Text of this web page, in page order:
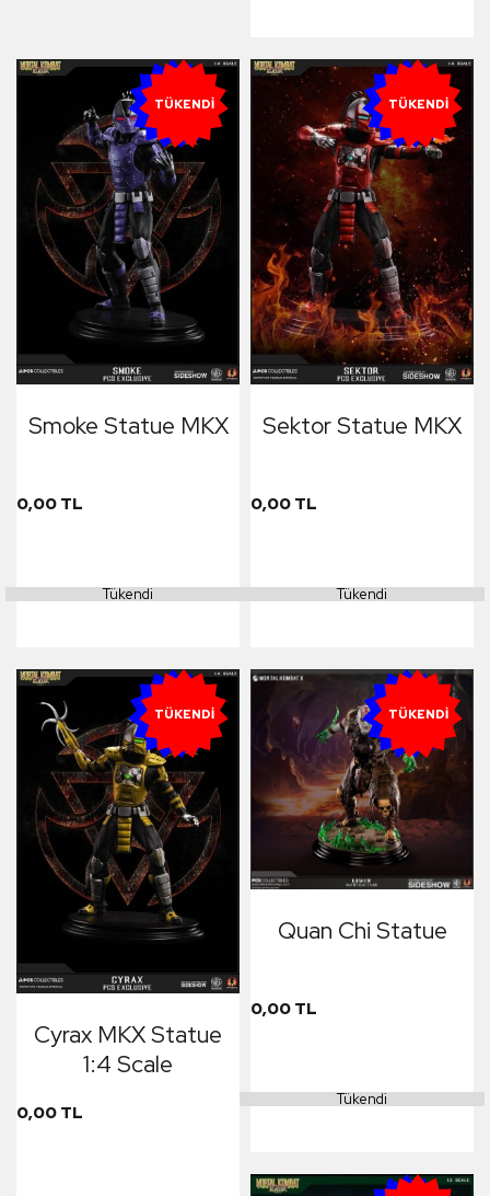
YENI
TÜKENDI
Smoke Statue MKX
0,00 TL
Tükendi
YENI
TÜKENDI
Sektor Statue MKX
0,00 TL
Tükendi
YENI
TÜKENDI
Cyrax MKX Statue
1:4 Scale
0,00 TL
YENI
TÜKENDI
Quan Chi Statue
0,00 TL
Tükendi